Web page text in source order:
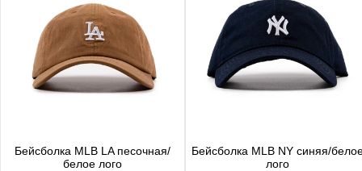
Бейсболка MLB LA песочная/
белое лого
Бейсболка MLB NY синяя/
лого